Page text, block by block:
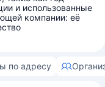
и использованные
компании: её
по адресу